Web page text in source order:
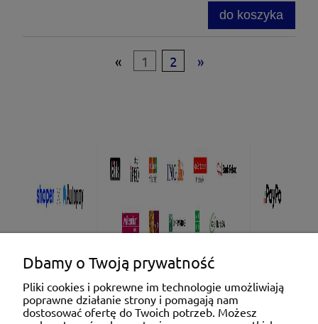
do koszyka
« 1 2 »
Pomoc
Dbamy o Twoją prywatność
Pliki cookies i pokrewne im technologie umożliwiają
poprawne działanie strony i pomagają nam
dostosować ofertę do Twoich potrzeb. Możesz